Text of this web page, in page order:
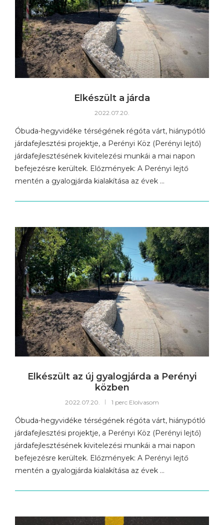
Elkészült a járda
2022.07.20.
Óbuda-hegyvidéke térségének régóta várt, hiánypótló
járdafejlesztési projektje, a Perényi Köz (Perényi lejtő)
járdafejlesztésének kivitelezési munkái a mai napon
befejezésre kerültek. Előzmények: A Perényi lejtő
mentén a gyalogjárda kialakítása az évek …
Elkészült az új gyalogjárda a Perényi
közben
2022.07.20. 1 perc Elolvasom
Óbuda-hegyvidéke térségének régóta várt, hiánypótló
járdafejlesztési projektje, a Perényi Köz (Perényi lejtő)
járdafejlesztésének kivitelezési munkái a mai napon
befejezésre kerültek. Előzmények: A Perényi lejtő
mentén a gyalogjárda kialakítása az évek …